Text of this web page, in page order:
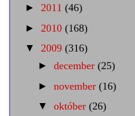
► 2011 (46)
► 2010 (168)
▼ 2009 (316)
► december (25)
► november (16)
▼ október (26)